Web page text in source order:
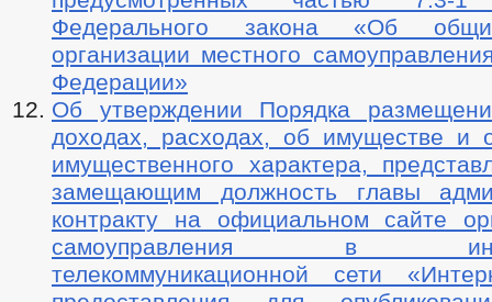
Федерального закона «Об
организации местного
Федерации»
Об утверждении Порядка
доходах, расходах, об имуществе и
имущественного характера,
замещающим должность главы
контракту на официальном сайте
самоуправления в
телекоммуникационной сети